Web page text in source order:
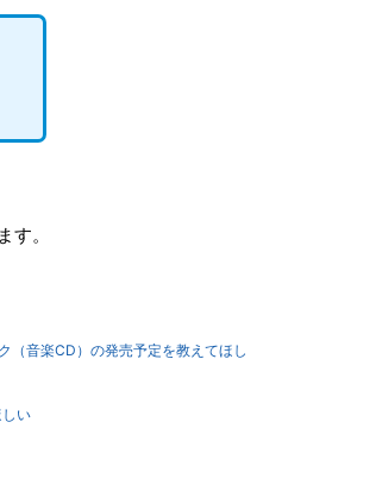
。
（音楽CD）の発売予定を教えてほし
い